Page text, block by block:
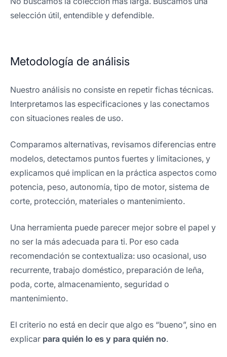
selección útil, entendible y defendible.
Metodología de análisis
Nuestro análisis no consiste en repetir fichas técnicas.
Interpretamos las especificaciones y las conectamos
con situaciones reales de uso.
Comparamos alternativas, revisamos diferencias entre
modelos, detectamos puntos fuertes y limitaciones, y
explicamos qué implican en la práctica aspectos como
potencia, peso, autonomía, tipo de motor, sistema de
corte, protección, materiales o mantenimiento.
Una herramienta puede parecer mejor sobre el papel y
no ser la más adecuada para ti. Por eso cada
recomendación se contextualiza: uso ocasional, uso
recurrente, trabajo doméstico, preparación de leña,
poda, corte, almacenamiento, seguridad o
mantenimiento.
El criterio no está en decir que algo es “bueno”, sino en
explicar para quién lo es y para quién no.